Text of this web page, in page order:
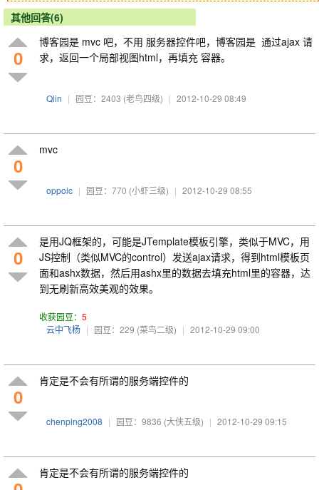
其他回答(6)
0
博客园是 mvc 吧，不用 服务器控件吧，博客园是 通过ajax 请
求，返回一个局部视图html，再填充 容器。
Qlin | 园豆：2403 (老鸟四级) | 2012-10-29 08:49
0
mvc
oppoic | 园豆：770 (小虾三级) | 2012-10-29 08:55
0
是用JQ框架的，可能是JTemplate模板引擎，类似于MVC，用
JS控制（类似MVC的control）发送ajax请求，得到html模板页
面和ashx数据，然后用ashx里的数据去填充html里的容器，达
到无刷新高效美观的效果。
收获园豆： 5
云中飞杨 | 园豆：229 (菜鸟二级) | 2012-10-29 09:00
0
肯定是不会有所谓的服务端控件的
chenping2008 | 园豆：9836 (大侠五级) | 2012-10-29 09:15
肯定是不会有所谓的服务端控件的